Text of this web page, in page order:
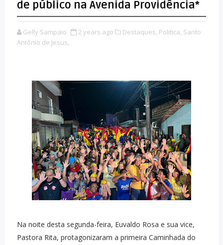
de público na Avenida Providência*
Gelly Sampaio 2 years ago Destaques, Politica, Santo
Antônio de Jesus,
Na noite desta segunda-feira, Euvaldo Rosa e sua vice,
Pastora Rita, protagonizaram a primeira Caminhada do